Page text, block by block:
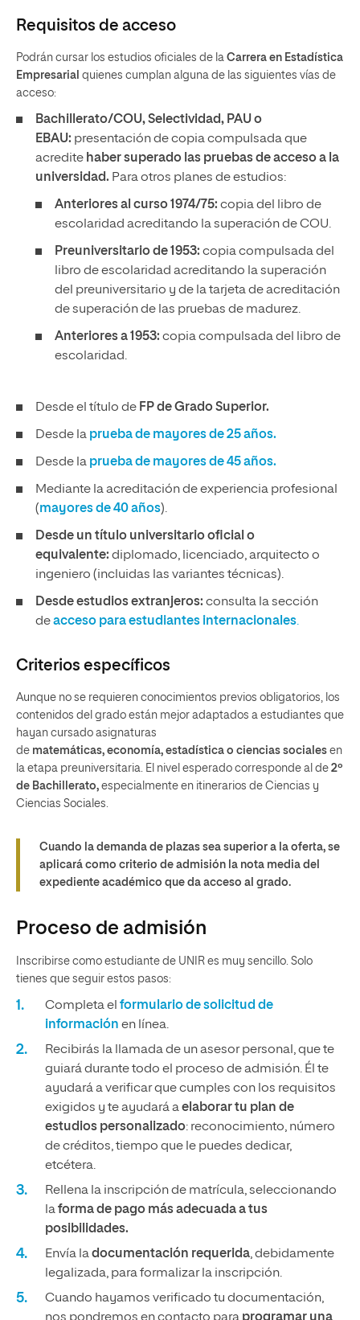
Requisitos de acceso
Podrán cursar los estudios oficiales de la Carrera en Estadística
Empresarial quienes cumplan alguna de las siguientes vías de
acceso:
Bachillerato/COU, Selectividad, PAU o
EBAU: presentación de copia compulsada que
acredite haber superado las pruebas de acceso a la
universidad. Para otros planes de estudios:
Anteriores al curso 1974/75: copia del libro de
escolaridad acreditando la superación de COU.
Preuniversitario de 1953: copia compulsada del
libro de escolaridad acreditando la superación
del preuniversitario y de la tarjeta de acreditación
de superación de las pruebas de madurez.
Anteriores a 1953: copia compulsada del libro de
escolaridad.
Desde el título de FP de Grado Superior.
Desde la prueba de mayores de 25 años.
Desde la prueba de mayores de 45 años.
Mediante la acreditación de experiencia profesional
(mayores de 40 años).
Desde un título universitario oficial o
equivalente: diplomado, licenciado, arquitecto o
ingeniero (incluidas las variantes técnicas).
Desde estudios extranjeros: consulta la sección
deacceso para estudiantes internacionales.
Criterios específicos
Aunque no se requieren conocimientos previos obligatorios, los
contenidos del grado están mejor adaptados a estudiantes que
hayan cursado asignaturas
de matemáticas, economía, estadística o ciencias sociales en
la etapa preuniversitaria. El nivel esperado corresponde al de 2º
de Bachillerato, especialmente en itinerarios de Ciencias y
Ciencias Sociales.
Cuando la demanda de plazas sea superior a la oferta, se
aplicará como criterio de admisión la nota media del
expediente académico que da acceso al grado.
Proceso de admisión
Inscribirse como estudiante de UNIR es muy sencillo. Solo
tienes que seguir estos pasos:
Completa el formulario de solicitud de
información en línea.
Recibirás la llamada de un asesor personal, que te
guiará durante todo el proceso de admisión. Él te
ayudará a verificar que cumples con los requisitos
exigidos y te ayudará aelaborar tu plan de
estudios personalizado: reconocimiento, número
de créditos, tiempo que le puedes dedicar,
etcétera.
Rellena la inscripción de matrícula, seleccionando
laforma de pago más adecuada a tus
posibilidades.
Envía ladocumentación requerida, debidamente
legalizada, para formalizar la inscripción.
Cuando hayamos verificado tu documentación,